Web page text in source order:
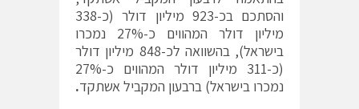
והסתכם בכ-923 מיליון דולר (כ-338
מיליון דולר המהווים כ-27% נמכרו
בישראל), בהשוואה לכ-848 מיליון דולר
(כ-311 מיליון דולר המהווים כ-27%
נמכרו בישראל) ברבעון המקביל אשתקד.